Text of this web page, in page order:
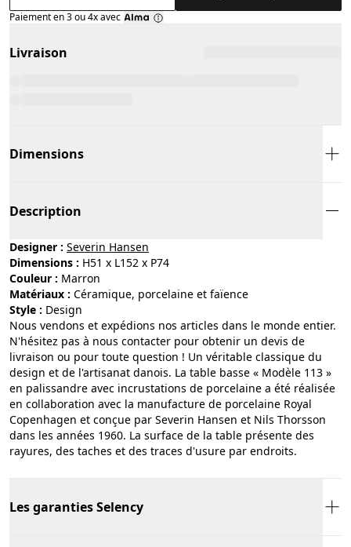
Paiement en 3 ou 4x avec
Livraison
Dimensions
Description
Designer : Severin Hansen
Dimensions : H51 x L152 x P74
Couleur :
marron
Matériaux :
céramique, porcelaine et faïence
Style :
design
Nous vendons et expédions nos articles dans le monde entier.
N'hésitez pas à nous contacter pour obtenir un devis de
livraison ou pour toute question ! Un véritable classique du
design et de l'artisanat danois. La table basse « Modèle 113 »
en palissandre avec incrustations de porcelaine a été réalisée
en collaboration avec la manufacture de porcelaine Royal
Copenhagen et conçue par Severin Hansen et Nils Thorsson
dans les années 1960. La surface de la table présente des
rayures, des taches et des traces d'usure par endroits.
Les garanties Selency